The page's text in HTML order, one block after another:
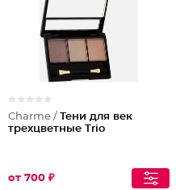
Charme / Тени для век
трехцветные Trio
от 700 ₽